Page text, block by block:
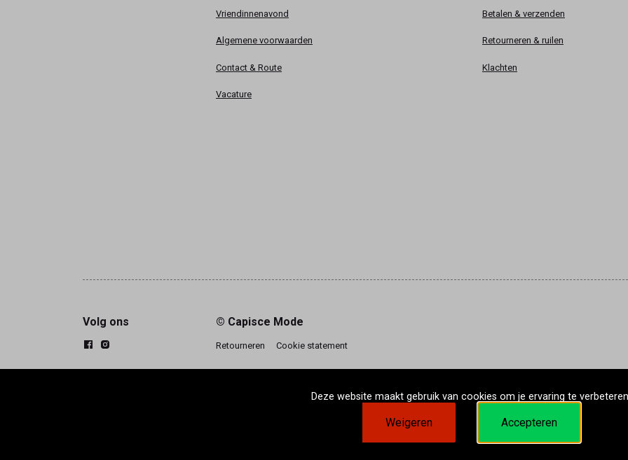
Vriendinnenavond
Algemene voorwaarden
Contact & Route
Vacature
Betalen & verzenden
Retourneren & ruilen
Klachten
Volg ons © Capisce Mode
Retourneren Cookie statement
Deze website maakt gebruik van cookies om je ervaring te
Weigeren Accepteren